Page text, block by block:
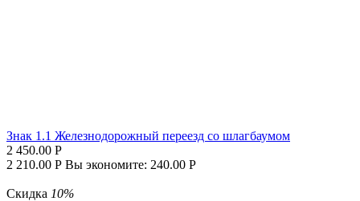
Знак 1.1 Железнодорожный переезд со шлагбаумом
2 450.00 Р
2 210.00 Р Вы экономите: 240.00 Р
Скидка 10%